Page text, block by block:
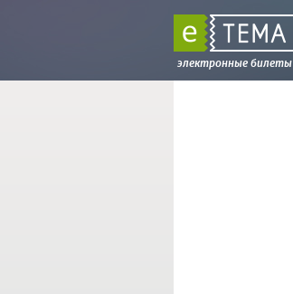
электронные билеты